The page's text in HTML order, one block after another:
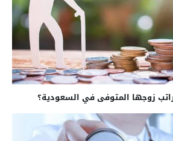
زوجها المتوفى في السعودية؟